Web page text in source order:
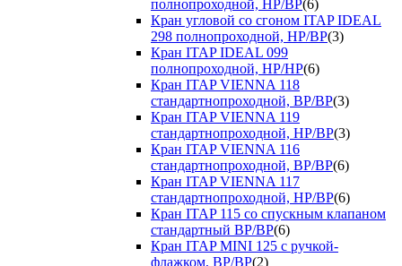
полнопроходной, НР/ВР(6)
Кран угловой со сгоном ITAP IDEAL
298 полнопроходной, НР/ВР(3)
Кран ITAP IDEAL 099
полнопроходной, НР/НР(6)
Кран ITAP VIENNA 118
стандартнопроходной, ВР/ВР(3)
Кран ITAP VIENNA 119
стандартнопроходной, НР/ВР(3)
Кран ITAP VIENNA 116
стандартнопроходной, ВР/ВР(6)
Кран ITAP VIENNA 117
стандартнопроходной, НР/ВР(6)
Кран ITAP 115 со спускным клапаном
стандартный ВР/ВР(6)
Кран ITAP MINI 125 с ручкой-
флажком, ВР/ВР(2)